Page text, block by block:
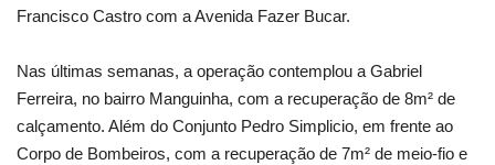
Francisco Castro com a Avenida Fazer Bucar.
Nas últimas semanas, a operação contemplou a Gabriel
Ferreira, no bairro Manguinha, com a recuperação de 8m² de
calçamento. Além do Conjunto Pedro Simplicio, em frente ao
Corpo de Bombeiros, com a recuperação de 7m² de meio-fio e